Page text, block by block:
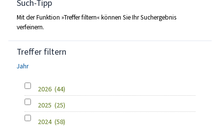
Such-Tipp
Mit der Funktion »Treffer filtern« können Sie Ihr Suchergebnis
verfeinern.
Treffer filtern
Jahr
2026 (44)
2025 (25)
2024 (58)